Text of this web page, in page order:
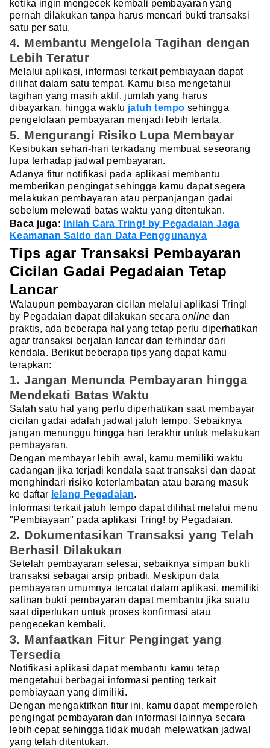
ketika ingin mengecek kembali pembayaran yang
pernah dilakukan tanpa harus mencari bukti transaksi
satu per satu.
4. Membantu Mengelola Tagihan dengan
Lebih Teratur
Melalui aplikasi, informasi terkait pembiayaan dapat
dilihat dalam satu tempat. Kamu bisa mengetahui
tagihan yang masih aktif, jumlah yang harus
dibayarkan, hingga waktu jatuh tempo sehingga
pengelolaan pembayaran menjadi lebih tertata.
5. Mengurangi Risiko Lupa Membayar
Kesibukan sehari-hari terkadang membuat seseorang
lupa terhadap jadwal pembayaran.
Adanya fitur notifikasi pada aplikasi membantu
memberikan pengingat sehingga kamu dapat segera
melakukan pembayaran atau perpanjangan gadai
sebelum melewati batas waktu yang ditentukan.
Baca juga:
Inilah Cara Tring! by Pegadaian Jaga
Keamanan Saldo dan Data Penggunanya
Tips agar Transaksi Pembayaran
Cicilan Gadai Pegadaian Tetap
Lancar
Walaupun pembayaran cicilan melalui aplikasi Tring!
by Pegadaian dapat dilakukan secaraonline dan
praktis, ada beberapa hal yang tetap perlu diperhatikan
agar transaksi berjalan lancar dan terhindar dari
kendala. Berikut beberapa tips yang dapat kamu
terapkan:
1. Jangan Menunda Pembayaran hingga
Mendekati Batas Waktu
Salah satu hal yang perlu diperhatikan saat membayar
cicilan gadai adalah jadwal jatuh tempo. Sebaiknya
jangan menunggu hingga hari terakhir untuk melakukan
pembayaran.
Dengan membayar lebih awal, kamu memiliki waktu
cadangan jika terjadi kendala saat transaksi dan dapat
menghindari risiko keterlambatan atau barang masuk
ke daftar lelang Pegadaian.
Informasi terkait jatuh tempo dapat dilihat melalui menu
"Pembiayaan" pada aplikasi Tring! by Pegadaian.
2. Dokumentasikan Transaksi yang Telah
Berhasil Dilakukan
Setelah pembayaran selesai, sebaiknya simpan bukti
transaksi sebagai arsip pribadi. Meskipun data
pembayaran umumnya tercatat dalam aplikasi, memiliki
salinan bukti pembayaran dapat membantu jika suatu
saat diperlukan untuk proses konfirmasi atau
pengecekan kembali.
3. Manfaatkan Fitur Pengingat yang
Tersedia
Notifikasi aplikasi dapat membantu kamu tetap
mengetahui berbagai informasi penting terkait
pembiayaan yang dimiliki.
Dengan mengaktifkan fitur ini, kamu dapat memperoleh
pengingat pembayaran dan informasi lainnya secara
lebih cepat sehingga tidak mudah melewatkan jadwal
yang telah ditentukan.